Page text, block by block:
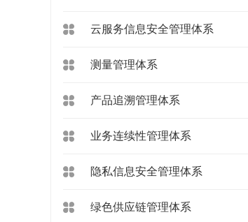
云服务信息安全管理体系
测量管理体系
产品追溯管理体系
业务连续性管理体系
隐私信息安全管理体系
绿色供应链管理体系